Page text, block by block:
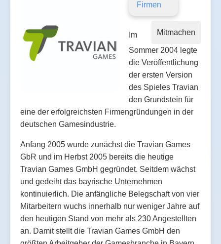
Firmen
Mitmachen
Im
Sommer 2004 legte
die Veröffentlichung
der ersten Version
des Spieles Travian
den Grundstein für
eine der erfolgreichsten Firmengründungen in der
deutschen Gamesindustrie.
Anfang 2005 wurde zunächst die Travian Games
GbR und im Herbst 2005 bereits die heutige
Travian Games GmbH gegründet. Seitdem wächst
und gedeiht das bayrische Unternehmen
kontinuierlich. Die anfängliche Belegschaft von vier
Mitarbeitern wuchs innerhalb nur weniger Jahre auf
den heutigen Stand von mehr als 230 Angestellten
an. Damit stellt die Travian Games GmbH den